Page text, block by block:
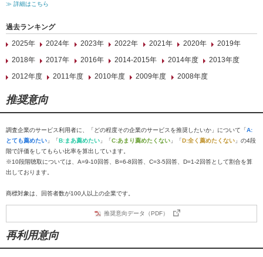
≫ 詳細はこちら
過去ランキング
2025年
2024年 2023年 2022年 2021年 2020年
2019年
2018年
2017年 2016年 2014-2015年 2014年度
2013年度
2012年度
2011年度 2010年度 2009年度 2008年度
推奨意向
調査企業のサービス利用者に、「どの程度その企業のサービスを推奨したいか」について「A:
とても薦めたい 」「B:まあ薦めたい 」「C:あまり薦めたくない 」「D:全く薦めたくない 」の4段
階で評価をしてもらい比率を算出しています。
※10段階聴取については、A=9-10回答、B=6-8回答、C=3-5回答、D=1-2回答として割合を算
出しております。
商標対象は、回答者数が100人以上の企業です。
推奨意向データ（PDF）
再利用意向